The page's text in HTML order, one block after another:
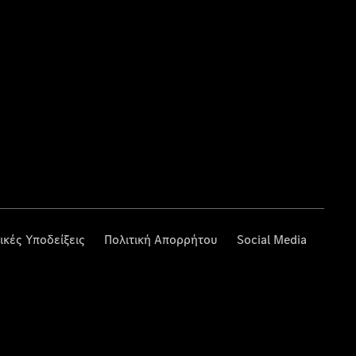
Υποδείξεις Πολιτική Απορρήτου Social Media